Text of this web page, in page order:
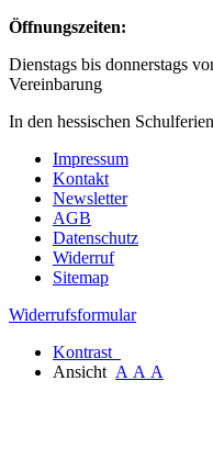
Öffnungszeiten:
Dienstags bis donnerstags
Vereinbarung
In den hessischen
Impressum
Kontakt
Newsletter
AGB
Datenschutz
Widerruf
Sitemap
Widerrufsformular
Kontrast
Ansicht A A A